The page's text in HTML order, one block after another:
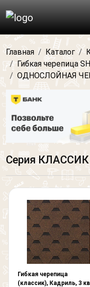
Главная Каталог
Гибкая черепица
ОДНОСЛОЙНАЯ
Серия КЛАССИК
Гибкая черепица
(классик), Кадриль, 3
Обратная
Обратный